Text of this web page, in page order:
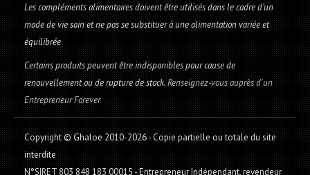
Les compléments alimentaires doivent être utilisés dans le cadre d’un
mode de vie sain et ne pas se substituer à une alimentation variée et
équilibrée
Certains produits peuvent être indisponibles pour cause de
renouvellement ou de rupture de stock.Renseignez-vous auprès d'un
Entrepreneur Forever
Copyright © Ghaloe 2010-2026 - Copie partielle ou totale du site
interdite
N°SIRET 803 848 183 00015 - Entrepreneur Indépendant, revendeur